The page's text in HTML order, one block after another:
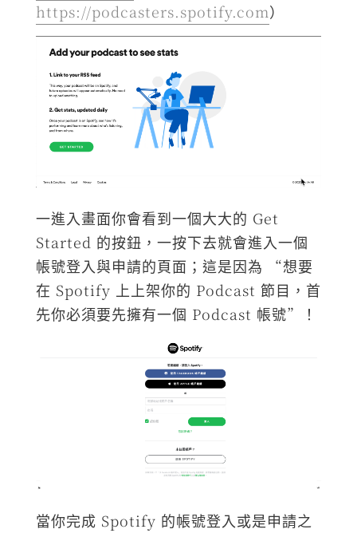
https://podcasters.spotify.com）
一進入畫面你會看到一個大大的 Get
Started 的按鈕，一按下去就會進入一個
帳號登入與申請的頁面；這是因為 “想要
在 Spotify 上上架你的 Podcast 節目，首
先你必須要先擁有一個 Podcast 帳號”！
當你完成 Spotify 的帳號登入或是申請之